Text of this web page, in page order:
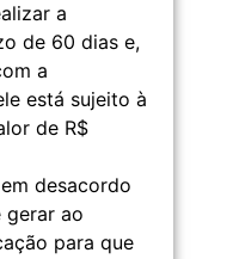
a
de 60 dias e,
a
está sujeito à
de R$
desacordo
gerar ao
para que